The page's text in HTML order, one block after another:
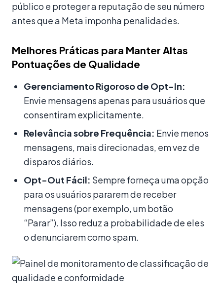
público e proteger a reputação de seu número
antes que a Meta imponha penalidades.
Melhores Práticas para Manter Altas
Pontuações de Qualidade
Gerenciamento Rigoroso de Opt-In:
Envie mensagens apenas para usuários que
consentiram explicitamente.
Relevância sobre Frequência: Envie menos
mensagens, mais direcionadas, em vez de
disparos diários.
Opt-Out Fácil: Sempre forneça uma opção
para os usuários pararem de receber
mensagens (por exemplo, um botão
“Parar”). Isso reduz a probabilidade de eles
o denunciarem como spam.